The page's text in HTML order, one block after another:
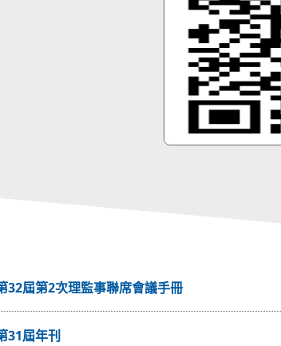
32屆第2次理監事聯席會議手冊
31屆年刊